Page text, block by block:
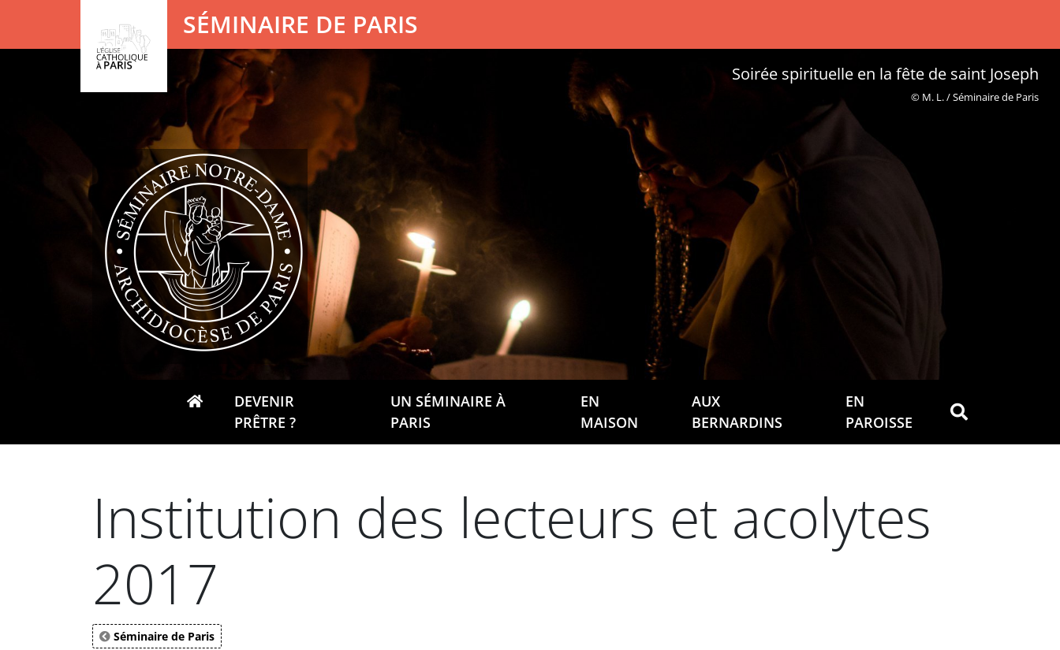
SÉMINAIRE DE PARIS
Votre recherche OK
Rencontre avec Mgr Laurent Ulrich, archevêque de Paris, le mercredi saint
© M. L. / Séminaire de Paris
DEVENIR
PRÊTRE ?
UN SÉMINAIRE À
PARIS
EN
MAISON
AUX
BERNARDINS
EN
PAROISSE
Institution des lecteurs et acolytes
2017
Séminaire de Paris